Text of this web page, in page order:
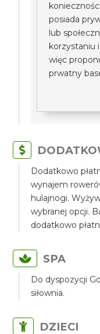
posiada
lub
korzystaniu
więc
prwatny
Dodatkowo
wynajem
hulajnogi.
wybranej opcji.
dodatkowo
SPA
Do dyspozycji
siłownia.
DZIECI